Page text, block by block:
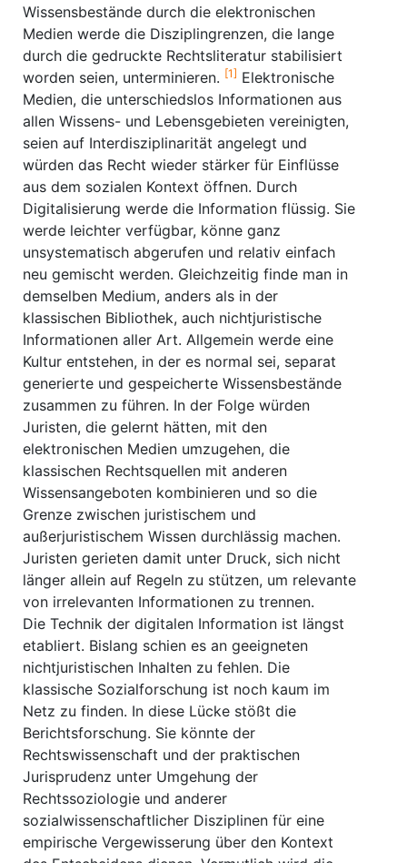
Wissensbestände durch die elektronischen
Medien werde die Disziplingrenzen, die lange
durch die gedruckte Rechtsliteratur stabilisiert
worden seien, unterminieren. [1] Elektronische
Medien, die unterschiedslos Informationen aus
allen Wissens- und Lebensgebieten vereinigten,
seien auf Interdisziplinarität angelegt und
würden das Recht wieder stärker für Einflüsse
aus dem sozialen Kontext öffnen. Durch
Digitalisierung werde die Information flüssig. Sie
werde leichter verfügbar, könne ganz
unsystematisch abgerufen und relativ einfach
neu gemischt werden. Gleichzeitig finde man in
demselben Medium, anders als in der
klassischen Bibliothek, auch nichtjuristische
Informationen aller Art. Allgemein werde eine
Kultur entstehen, in der es normal sei, separat
generierte und gespeicherte Wissensbestände
zusammen zu führen. In der Folge würden
Juristen, die gelernt hätten, mit den
elektronischen Medien umzugehen, die
klassischen Rechtsquellen mit anderen
Wissensangeboten kombinieren und so die
Grenze zwischen juristischem und
außerjuristischem Wissen durchlässig machen.
Juristen gerieten damit unter Druck, sich nicht
länger allein auf Regeln zu stützen, um relevante
von irrelevanten Informationen zu trennen.
Die Technik der digitalen Information ist längst
etabliert. Bislang schien es an geeigneten
nichtjuristischen Inhalten zu fehlen. Die
klassische Sozialforschung ist noch kaum im
Netz zu finden. In diese Lücke stößt die
Berichtsforschung. Sie könnte der
Rechtswissenschaft und der praktischen
Jurisprudenz unter Umgehung der
Rechtssoziologie und anderer
sozialwissenschaftlicher Disziplinen für eine
empirische Vergewisserung über den Kontext